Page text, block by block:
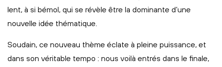
lent, à si bémol, qui se révèle être la dominante d’une
nouvelle idée thématique.
Soudain, ce nouveau thème éclate à pleine puissance, et
dans son véritable tempo : nous voilà entrés dans le finale,